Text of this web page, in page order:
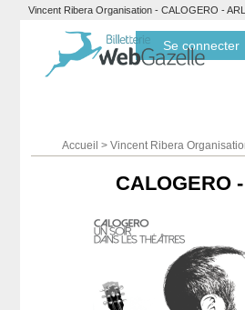
Vincent Ribera Organisation - CALOGERO -
Se connecter
Accueil >Vincent Ribera
CALOGERO